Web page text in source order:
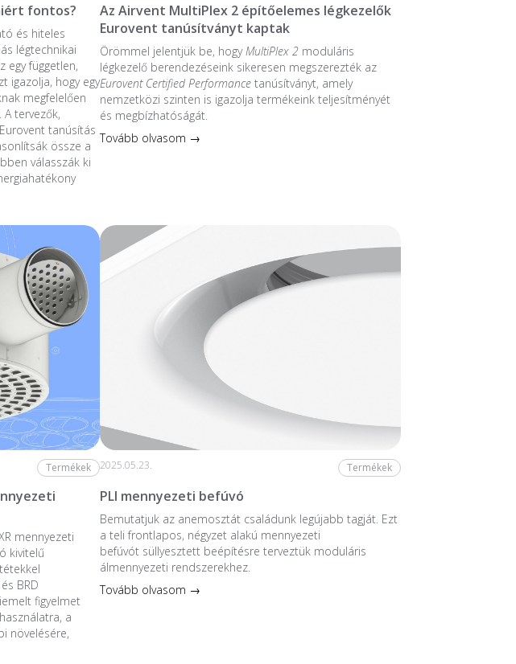
fontos?
és hiteles
légtechnikai
egy független,
igazolja, hogy egy
megfelelően
tervezők,
tanúsítás
össze a
válasszák ki
Az Airvent MultiPlex 2 építőelemes légkezelők
Eurovent tanúsítványt kaptak
Örömmel jelentjük be, hogyMultiPlex 2 moduláris
légkezelő berendezéseink sikeresen megszerezték az
Eurovent Certified Performance tanúsítványt, amely
nemzetközi szinten is igazolja termékeink teljesítményét
és megbízhatóságát.
Tovább olvasom →
Termékek
mennyezeti
kivitelű
BRD
figyelmet
a
növelésére,
2025.05.23. Termékek
PLI mennyezeti befúvó
Bemutatjuk az anemosztát családunk legújabb tagját. Ezt
a teli frontlapos, négyzet alakú mennyezeti
befúvót süllyesztett beépítésre terveztük moduláris
álmennyezeti rendszerekhez.
Tovább olvasom →